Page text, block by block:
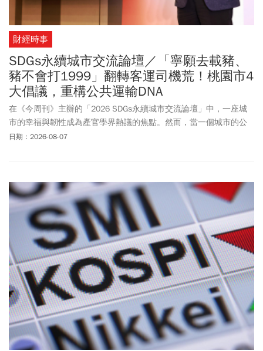
財經時事
SDGs永續城市交流論壇／「寧願去載豬、
豬不會打1999」翻轉客運司機荒！桃園市4
大倡議，重構公共運輸DNA
在《今周刊》主辦的「2026 SDGs永續城市交流論壇」中，一座城
市的幸福與韌性成為產官學界熱議的焦點。然而，當一個城市的公
共運輸因為「沒有司機」而面臨減班甚至癱瘓，幸福又該從何談
日期：2026-08-07